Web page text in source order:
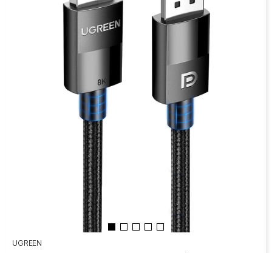
UGREEN